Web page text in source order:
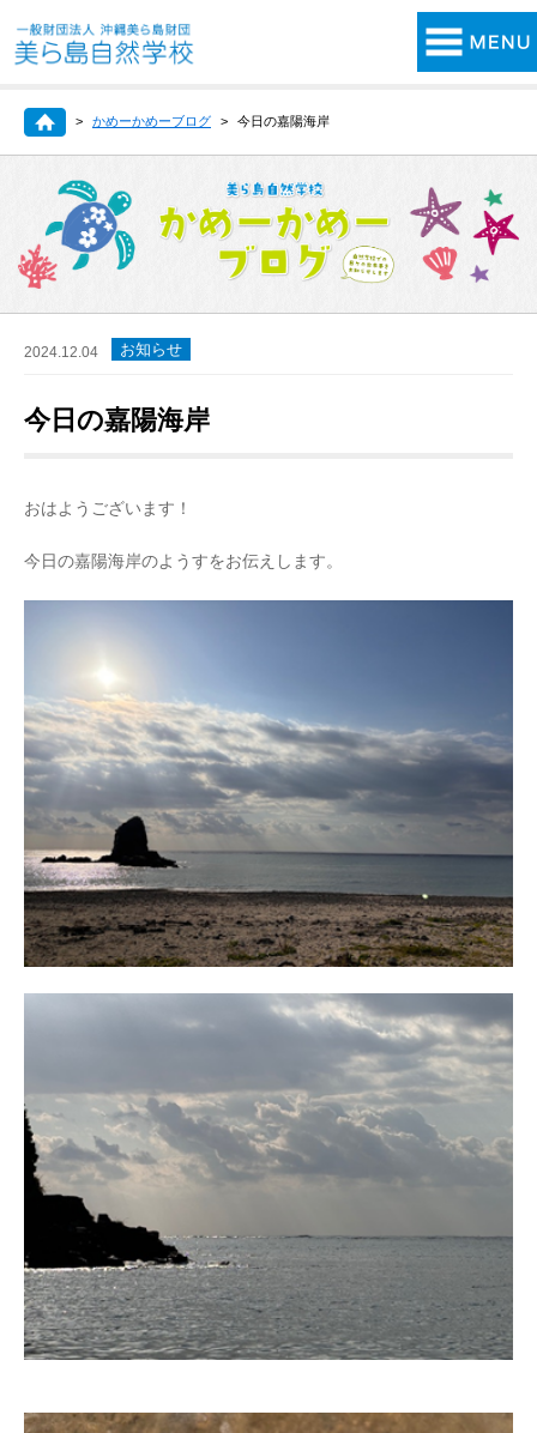
かめーかめーブログ 今日の嘉陽海岸
2024.12.04 お知らせ
今日の嘉陽海岸
おはようございます！
今日の嘉陽海岸のようすをお伝えします。